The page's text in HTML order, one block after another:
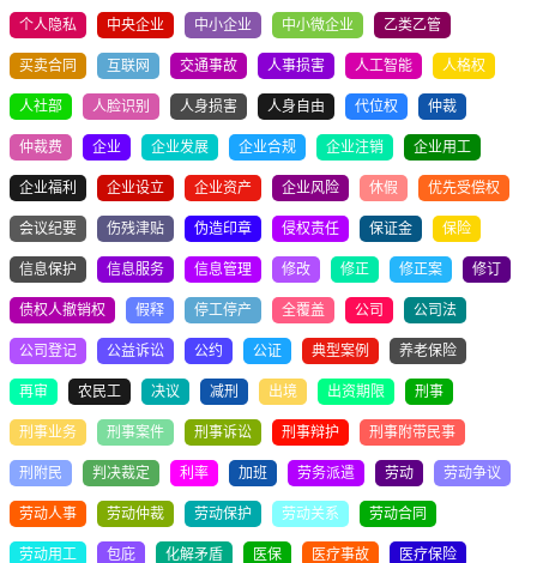
个人隐私 中央企业 中小企业 中小微企业 乙类乙管
买卖合同 互联网 交通事故 人事损害 人工智能 人格权
人社部 人脸识别 人身损害 人身自由 代位权 仲裁
仲裁费 企业 企业发展 企业合规 企业注销 企业用工
企业福利 企业设立 企业资产 企业风险 休假 优先受偿权
会议纪要 伤残津贴 伪造印章 侵权责任 保证金 保险
信息保护 信息服务 信息管理 修改 修正 修正案 修订
债权人撤销权 假释 停工停产 全覆盖 公司 公司法
公司登记 公益诉讼 公约 公证 典型案例 养老保险
再审 农民工 决议 减刑 出境 出资期限 刑事
刑事业务 刑事案件 刑事诉讼 刑事辩护 刑事附带民事
刑附民 判决裁定 利率 加班 劳务派遣 劳动 劳动争议
劳动人事 劳动仲裁 劳动保护 劳动关系 劳动合同
劳动用工 包庇 化解矛盾 医保 医疗事故 医疗保险